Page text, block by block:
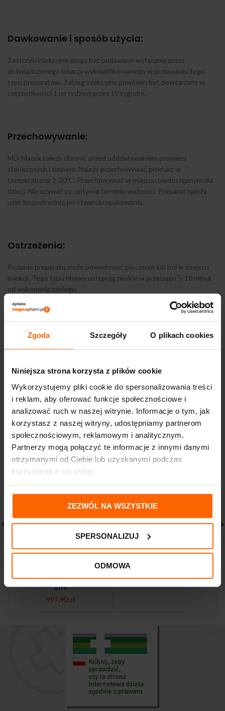
Zgoda Szczegóły O plikach cookies
Niniejsza strona korzysta z plików cookie
Wykorzystujemy pliki cookie do spersonalizowania treści
i reklam, aby oferować funkcje społecznościowe i
analizować ruch w naszej witrynie. Informacje o tym, jak
korzystasz z naszej witryny, udostępniamy partnerom
społecznościowym, reklamowym i analitycznym.
Partnerzy mogą połączyć te informacje z innymi danymi
otrzymanymi od Ciebie lub uzyskanymi podczas
korzystania z ich usług.
ZEZWÓL NA WSZYSTKIE
SPERSONALIZUJ
ODMOWA
Dawkowanie i sposób użycia:
Zastrzyki iniekcyjne mogą być podawane wyłącznie przez
doświadczonego lekarza wykwalifikowanego w podawaniu tego
typu preparatów. Zabieg iniekcyjny powinien być powtarzany w
częstotliwości 1 na tydzień przez 10 tygodni.
Przechowywanie:
MD-Matrix należy chronić przed oddziaływaniem promieni
słonecznych i zimnem. Należy przechowywać produkt w
temperaturze 2-30ºC. Przechowywać w miejscu niedostępnym dla
dzieci. Nie używać po upływie terminu ważności. Preparat należy
użyć bezpośrednio po otwarciu opakowania.
Ostrzeżenia:
Podanie preparatu może powodować pieczenie lub ból w miejscu
iniekcji. Tego typu obawy ustępują zwykle w przeciągu 5-10 minut
od wykonania zabiegu.
OPINIE (0)
PODOBNE PRODUKTY
SINOVIAL HA 3,2%
zastrzyk do
ampułkostrzykawka
2ml
997,90zł
OST Plus 40mg 2ml,
zastrzyk na ból stawów,
kwasem hialuronowym
249,00zł